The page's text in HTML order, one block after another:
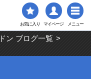
お気に入り マイページ メニュー
ン ブログ一覧 >